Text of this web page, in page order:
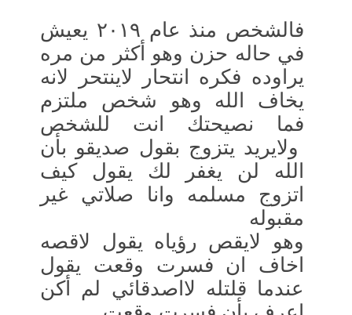
فالشخص منذ عام ٢٠١٩ يعيش
في حاله حزن وهو أكثر من مره
يراوده فكره انتحار لاينتحر لانه
يخاف الله وهو شخص ملتزم
فما نصيحتك انت للشخص
ولايريد يتزوج بقول صديقو بأن
الله لن يغفر لك يقول كيف
اتزوج مسلمه وانا صلاتي غير
مقبوله
وهو لايقص رؤياه يقول لاقصه
اخاف ان فسرت وقعت يقول
عندما قلتله لااصدقائي لم أكن